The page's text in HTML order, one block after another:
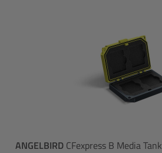
ANGELBIRD CFexpress B Media Tank